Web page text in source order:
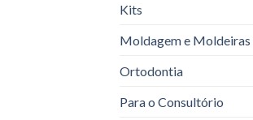
Kits
Moldagem e Moldeiras
Ortodontia
Para o Consultório